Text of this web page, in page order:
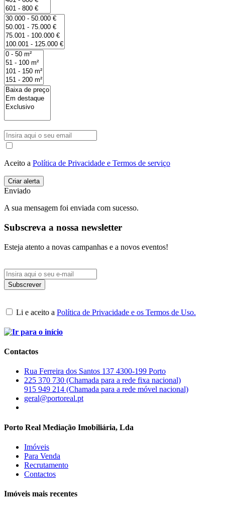
Aceito a Política de Privacidade e Termos de serviço
Enviado
A sua mensagem foi enviada com sucesso.
Subscreva a nossa newsletter
Esteja atento a novas campanhas e a novos eventos!
Li e aceito a Política de Privacidade e os Termos de Uso.
Contactos
Rua Ferreira dos Santos 137 4300-199 Porto
225 370 730 (Chamada para a rede fixa nacional)
915 949 214 (Chamada para a rede móvel nacional)
geral@portoreal.pt
Porto Real Mediação Imobiliária, Lda
Imóveis
Para Venda
Recrutamento
Contactos
Imóveis mais recentes